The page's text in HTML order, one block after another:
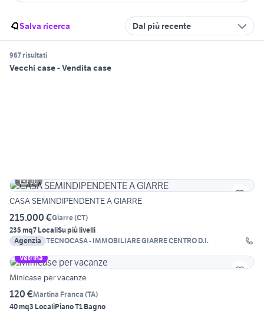
Salva ricerca Dal più recente
967 risultati
Vecchi case - Vendita case
30
CASA SEMINDIPENDENTE A GIARRE
215.000 €Giarre(CT)
235 mq7 LocaliSu più livelli
Agenzia TECNOCASA - IMMOBILIARE GIARRE CENTRO D.I.
Vetrina
Minicase per vacanze
120 €Martina Franca (TA)
40 mq3 LocaliPiano T1 Bagno